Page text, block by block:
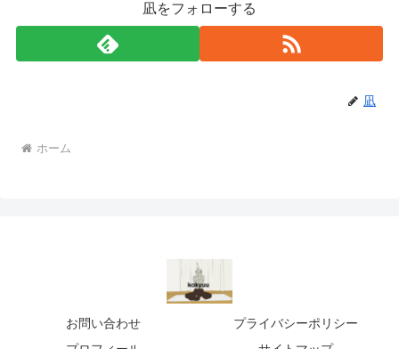
凪をフォローする
凪
ホーム
お問い合わせ
プライバシーポリシー